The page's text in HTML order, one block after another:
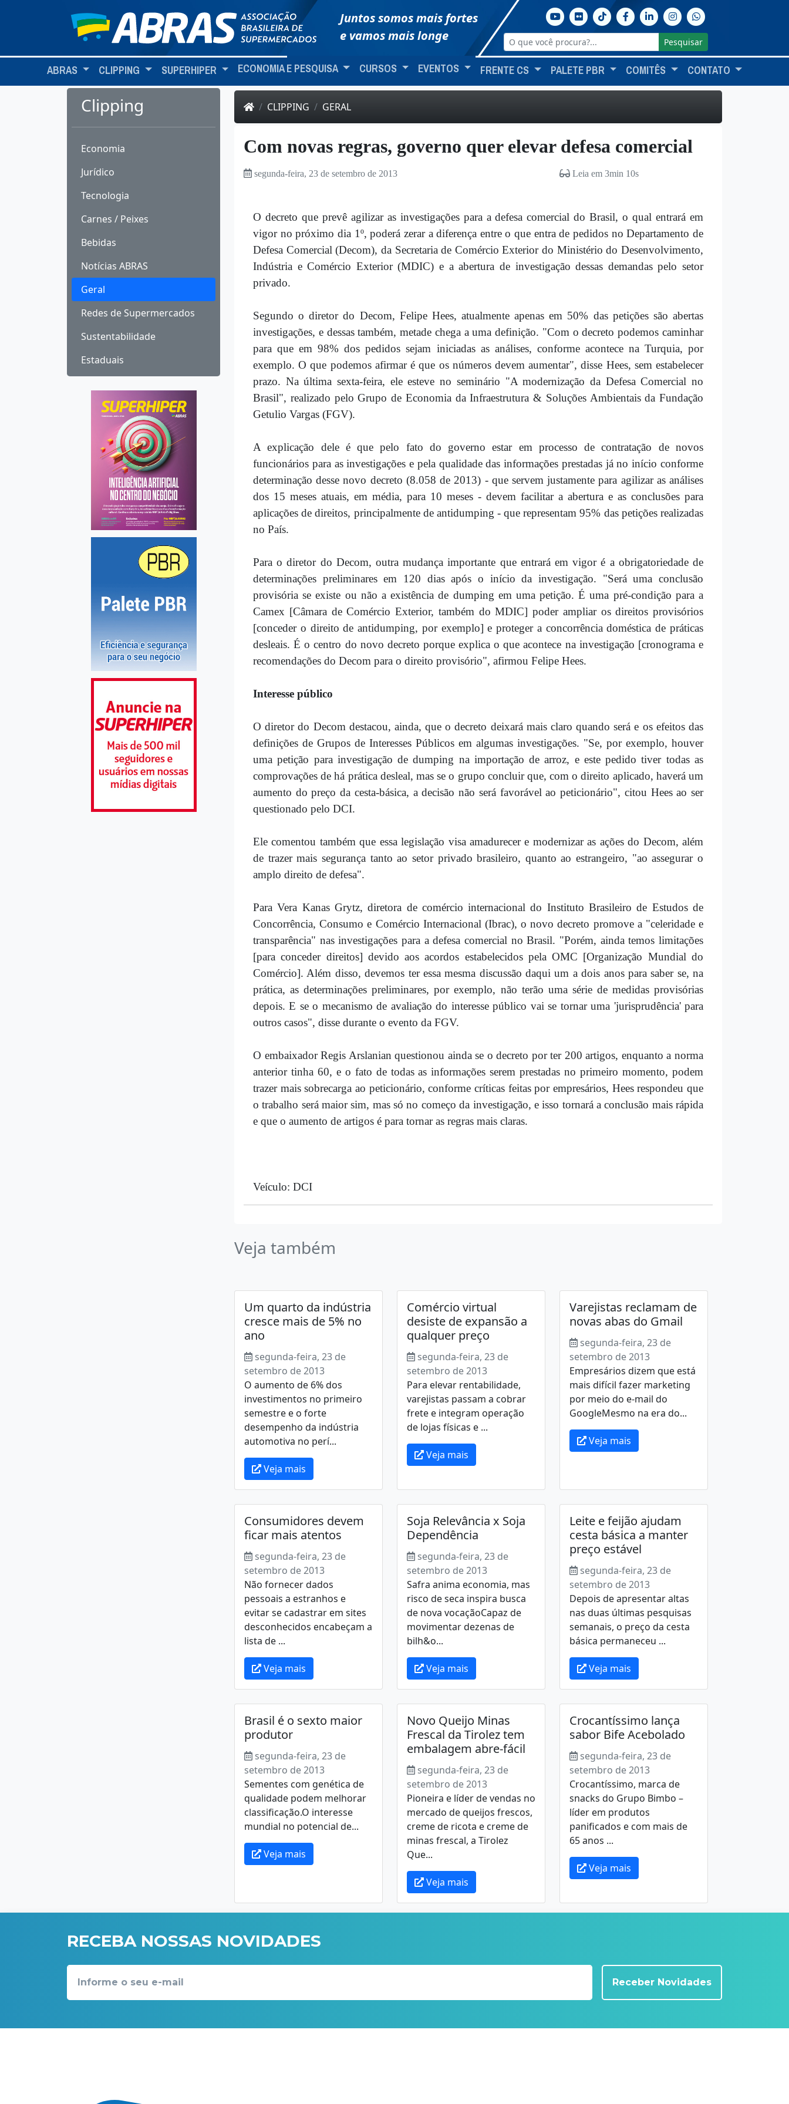
Juntos somos mais fortes
e vamos mais longe
Pesquisar
ABRAS CLIPPING SUPERHIPER ECONOMIA E PESQUISA CURSOS EVENTOS FRENTE CS PALETE PBR COMITÊS CONTATO
Clipping
Economia
Jurídico
Tecnologia
Carnes / Peixes
Bebidas
Notícias ABRAS
Geral
Redes de Supermercados
Sustentabilidade
Estaduais
CLIPPING GERAL
Com novas regras, governo quer elevar defesa comercial
segunda-feira, 23 de setembro de 2013 Leia em 3min 10s
O decreto que prevê agilizar as investigações para a defesa comercial do Brasil, o qual entrará em
vigor no próximo dia 1º, poderá zerar a diferença entre o que entra de pedidos no Departamento de
Defesa Comercial (Decom), da Secretaria de Comércio Exterior do Ministério do Desenvolvimento,
Indústria e Comércio Exterior (MDIC) e a abertura de investigação dessas demandas pelo setor
privado.
Segundo o diretor do Decom, Felipe Hees, atualmente apenas em 50% das petições são abertas
investigações, e dessas também, metade chega a uma definição. "Com o decreto podemos caminhar
para que em 98% dos pedidos sejam iniciadas as análises, conforme acontece na Turquia, por
exemplo. O que podemos afirmar é que os números devem aumentar", disse Hees, sem estabelecer
prazo. Na última sexta-feira, ele esteve no seminário "A modernização da Defesa Comercial no
Brasil", realizado pelo Grupo de Economia da Infraestrutura & Soluções Ambientais da Fundação
Getulio Vargas (FGV).
A explicação dele é que pelo fato do governo estar em processo de contratação de novos
funcionários para as investigações e pela qualidade das informações prestadas já no início conforme
determinação desse novo decreto (8.058 de 2013) - que servem justamente para agilizar as análises
dos 15 meses atuais, em média, para 10 meses - devem facilitar a abertura e as conclusões para
aplicações de direitos, principalmente de antidumping - que representam 95% das petições realizadas
no País.
Para o diretor do Decom, outra mudança importante que entrará em vigor é a obrigatoriedade de
determinações preliminares em 120 dias após o início da investigação. "Será uma conclusão
provisória se existe ou não a existência de dumping em uma petição. É uma pré-condição para a
Camex [Câmara de Comércio Exterior, também do MDIC] poder ampliar os direitos provisórios
[conceder o direito de antidumping, por exemplo] e proteger a concorrência doméstica de práticas
desleais. É o centro do novo decreto porque explica o que acontece na investigação [cronograma e
recomendações do Decom para o direito provisório", afirmou Felipe Hees.
Interesse público
O diretor do Decom destacou, ainda, que o decreto deixará mais claro quando será e os efeitos das
definições de Grupos de Interesses Públicos em algumas investigações. "Se, por exemplo, houver
uma petição para investigação de dumping na importação de arroz, e este pedido tiver todas as
comprovações de há prática desleal, mas se o grupo concluir que, com o direito aplicado, haverá um
aumento do preço da cesta-básica, a decisão não será favorável ao peticionário", citou Hees ao ser
questionado pelo DCI.
Ele comentou também que essa legislação visa amadurecer e modernizar as ações do Decom, além
de trazer mais segurança tanto ao setor privado brasileiro, quanto ao estrangeiro, "ao assegurar o
amplo direito de defesa".
Para Vera Kanas Grytz, diretora de comércio internacional do Instituto Brasileiro de Estudos de
Concorrência, Consumo e Comércio Internacional (Ibrac), o novo decreto promove a "celeridade e
transparência" nas investigações para a defesa comercial no Brasil. "Porém, ainda temos limitações
[para conceder direitos] devido aos acordos estabelecidos pela OMC [Organização Mundial do
Comércio]. Além disso, devemos ter essa mesma discussão daqui um a dois anos para saber se, na
prática, as determinações preliminares, por exemplo, não terão uma série de medidas provisórias
depois. E se o mecanismo de avaliação do interesse público vai se tornar uma 'jurisprudência' para
outros casos", disse durante o evento da FGV.
O embaixador Regis Arslanian questionou ainda se o decreto por ter 200 artigos, enquanto a norma
anterior tinha 60, e o fato de todas as informações serem prestadas no primeiro momento, podem
trazer mais sobrecarga ao peticionário, conforme críticas feitas por empresários, Hees respondeu que
o trabalho será maior sim, mas só no começo da investigação, e isso tornará a conclusão mais rápida
e que o aumento de artigos é para tornar as regras mais claras.
Veículo: DCI
Veja também
Um quarto da indústria
cresce mais de 5% no
ano
segunda-feira, 23 de
setembro de 2013
O aumento de 6% dos
investimentos no primeiro
semestre e o forte
desempenho da indústria
automotiva no perí...
Veja mais
Comércio virtual
desiste de expansão a
qualquer preço
segunda-feira, 23 de
setembro de 2013
Para elevar rentabilidade,
varejistas passam a cobrar
frete e integram operação
de lojas físicas e ...
Veja mais
Varejistas reclamam de
novas abas do Gmail
segunda-feira, 23 de
setembro de 2013
Empresários dizem que está
mais difícil fazer marketing
por meio do e-mail do
GoogleMesmo na era do...
Veja mais
Consumidores devem
ficar mais atentos
segunda-feira, 23 de
setembro de 2013
Não fornecer dados
pessoais a estranhos e
evitar se cadastrar em sites
desconhecidos encabeçam a
lista de ...
Veja mais
Soja Relevância x Soja
Dependência
segunda-feira, 23 de
setembro de 2013
Safra anima economia, mas
risco de seca inspira busca
de nova vocaçãoCapaz de
movimentar dezenas de
bilh&o...
Veja mais
Leite e feijão ajudam
cesta básica a manter
preço estável
segunda-feira, 23 de
setembro de 2013
Depois de apresentar altas
nas duas últimas pesquisas
semanais, o preço da cesta
básica permaneceu ...
Veja mais
Brasil é o sexto maior
produtor
segunda-feira, 23 de
setembro de 2013
Sementes com genética de
qualidade podem melhorar
classificação.O interesse
mundial no potencial de...
Veja mais
Novo Queijo Minas
Frescal da Tirolez tem
embalagem abre-fácil
segunda-feira, 23 de
setembro de 2013
Pioneira e líder de vendas no
mercado de queijos frescos,
creme de ricota e creme de
minas frescal, a Tirolez
Que...
Veja mais
Crocantíssimo lança
sabor Bife Acebolado
segunda-feira, 23 de
setembro de 2013
Crocantíssimo, marca de
snacks do Grupo Bimbo –
líder em produtos
panificados e com mais de
65 anos ...
Veja mais
RECEBA NOSSAS NOVIDADES
Receber Novidades